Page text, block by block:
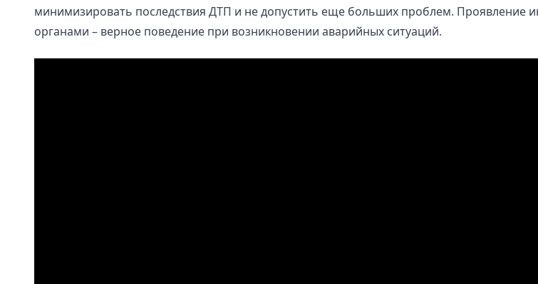
минимизировать последствия ДТП и не допустить еще больших проблем. Проявление
органами – верное поведение при возникновении аварийных ситуаций.